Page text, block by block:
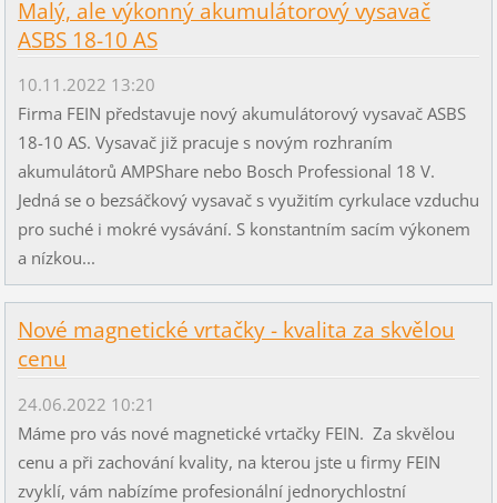
Malý, ale výkonný akumulátorový vysavač
ASBS 18-10 AS
10.11.2022 13:20
Firma FEIN představuje nový akumulátorový vysavač ASBS
18-10 AS. Vysavač již pracuje s novým rozhraním
akumulátorů AMPShare nebo Bosch Professional 18 V.
Jedná se o bezsáčkový vysavač s využitím cyrkulace vzduchu
pro suché i mokré vysávání. S konstantním sacím výkonem
a nízkou...
Nové magnetické vrtačky - kvalita za skvělou
cenu
24.06.2022 10:21
Máme pro vás nové magnetické vrtačky FEIN. Za skvělou
cenu a při zachování kvality, na kterou jste u firmy FEIN
zvyklí, vám nabízíme profesionální jednorychlostní